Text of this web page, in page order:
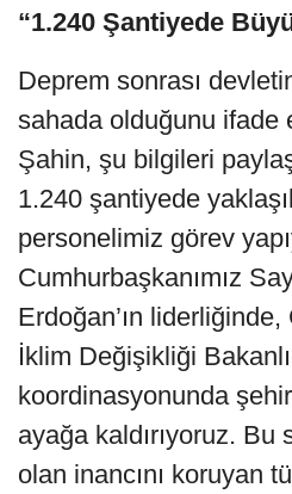
“1.240 Şantiyede
Deprem sonrası
sahada olduğunu ifade
Şahin, şu bilgileri
1.240 şantiyede
personelimiz görev
Cumhurbaşkanımız
Erdoğan’ın
İklim Değişikliği
koordinasyonunda
ayağa kaldırıyoruz. Bu
olan inancını koruyan